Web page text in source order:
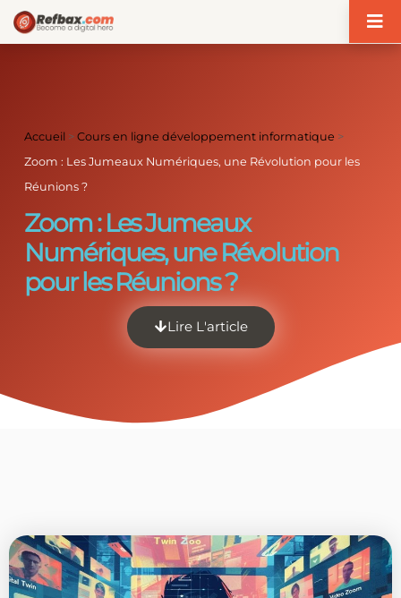
Accueil >Cours en ligne développement informatique >
Zoom : Les Jumeaux Numériques, une Révolution pour les
Réunions ?
Zoom : Les Jumeaux
Numériques, une Révolution
pour les Réunions ?
Lire L'article
Panneau de gestion des cookies